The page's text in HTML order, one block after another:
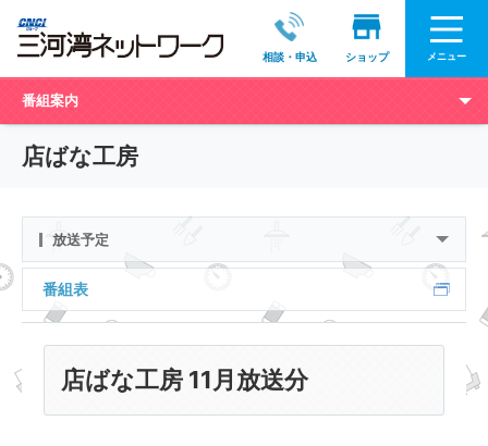
相談・申込 ショップ メニュー
番組案内
店ばな工房
放送予定
番組表
店ばな工房 11月放送分